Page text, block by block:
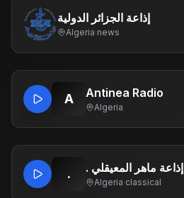
إذاعة الجزائر الدولية
Algeria·news
A Antinea Radio
Algeria
. . إذاعة ماهر المعيقلي
Algeria·classical